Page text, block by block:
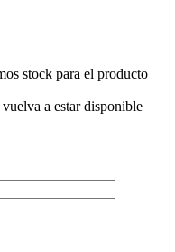
stock para el producto
a estar disponible